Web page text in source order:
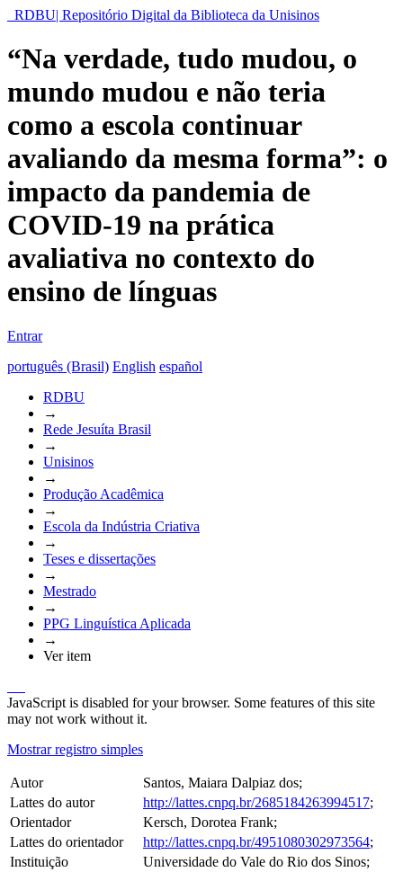
RDBU| Repositório Digital da Biblioteca da Unisinos
“Na verdade, tudo mudou, o
mundo mudou e não teria
como a escola continuar
avaliando da mesma forma”: o
impacto da pandemia de
COVID-19 na prática
avaliativa no contexto do
ensino de línguas
Entrar
português (Brasil) English español
RDBU
→
Rede Jesuíta Brasil
→
Unisinos
→
Produção Acadêmica
→
Escola da Indústria Criativa
→
Teses e dissertações
→
Mestrado
→
PPG Linguística Aplicada
→
Ver item
JavaScript is disabled for your browser. Some features of this site
may not work without it.
Mostrar registro simples
Autor
Santos, Maiara Dalpiaz dos;
Lattes do autor
http://lattes.cnpq.br/2685184263994517;
Orientador
Kersch, Dorotea Frank;
Lattes do orientador
http://lattes.cnpq.br/4951080302973564;
Instituição
Universidade do Vale do Rio dos Sinos;